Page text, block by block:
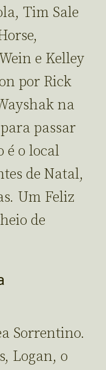
Tim Sale
e Kelley
por Rick
na
passar
é o local
de Natal,
Um Feliz
de
Sorrentino.
Logan, o